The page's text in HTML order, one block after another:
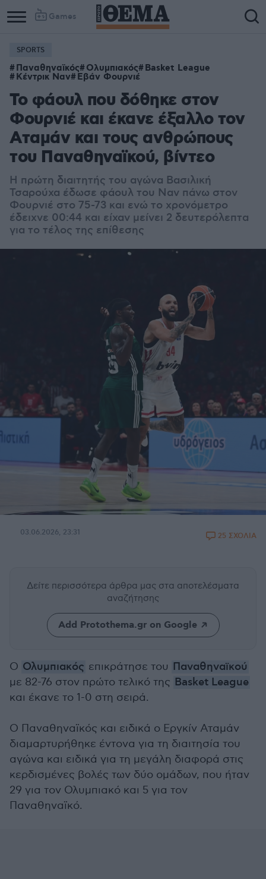
Games
SPORTS
Παναθηναϊκός Ολυμπιακός Basket League
Κέντρικ Ναν Εβάν Φουρνιέ
Το φάουλ που δόθηκε στον
Φουρνιέ και έκανε έξαλλο τον
Αταμάν και τους ανθρώπους
του Παναθηναϊκού, βίντεο
Η πρώτη διαιτητής του αγώνα Βασιλική
Τσαρούχα έδωσε φάουλ του Ναν πάνω στον
Φουρνιέ στο 75-73 και ενώ το χρονόμετρο
έδειχνε 00:44 και είχαν μείνει 2 δευτερόλεπτα
για το τέλος της επίθεσης
03.06.2026, 23:31 25 ΣΧΟΛΙΑ
Δείτε περισσότερα άρθρα μας στα αποτελέσματα
αναζήτησης
Add Protothema.gr on Google
Ο Ολυμπιακός επικράτησε του Παναθηναϊκού
με 82-76 στον πρώτο τελικό της Basket League
και έκανε το 1-0 στη σειρά.
Ο Παναθηναϊκός και ειδικά ο Εργκίν Αταμάν
διαμαρτυρήθηκε έντονα για τη διαιτησία του
αγώνα και ειδικά για τη μεγάλη διαφορά στις
κερδισμένες βολές των δύο ομάδων, που ήταν
29 για τον Ολυμπιακό και 5 για τον
Παναθηναϊκό.